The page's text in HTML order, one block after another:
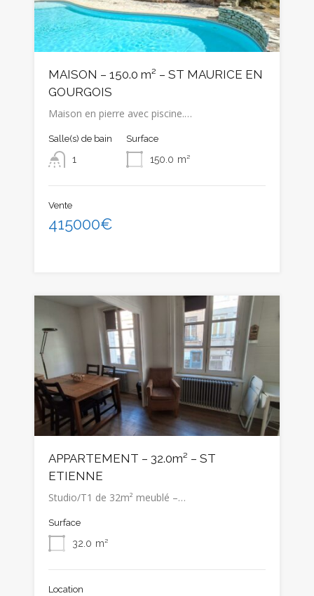
MAISON – 150.0 m² – ST MAURICE EN
GOURGOIS
Maison en pierre avec piscine.…
Salle(s) de bain
1
Surface
150.0 m²
Vente
415000€
APPARTEMENT – 32.0m² – ST
ETIENNE
Studio/T1 de 32m² meublé –…
Surface
32.0 m²
Location